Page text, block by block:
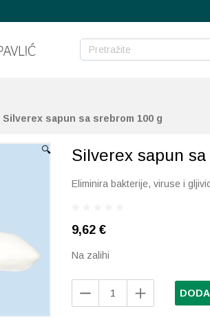
Silverex sapun sa srebrom 100 g
🔍 Silverex sapun
Eliminira bakterije, viruse i
9,62€
Na zalihi